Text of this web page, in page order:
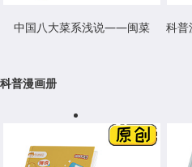
中国八大菜系浅说——闽菜
科普
科普漫画册